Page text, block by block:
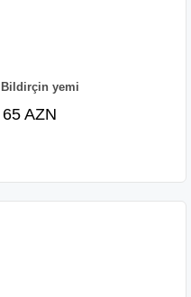
Bildirçin yemi
65 AZN